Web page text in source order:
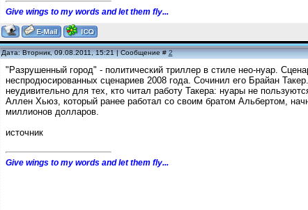
Give wings to my words and let them fly...
Дата: Вторник, 09.08.2011, 15:21 | Сообщение #2
"Разрушенный город" - политический триллер в стиле нео-нуар.
неспродюсированных сценариев 2008 года. Сочинил его Брайан
неудивительно для тех, кто читал работу Такера: нуары не
Аллен Хьюз, который ранее работал со своим братом Альбертом,
миллионов долларов.
источник
Give wings to my words and let them fly...